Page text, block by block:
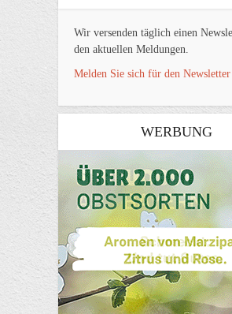
Wir versenden täglich einen
den aktuellen Meldungen.
Melden Sie sich für den Newsletter
WERBUNG